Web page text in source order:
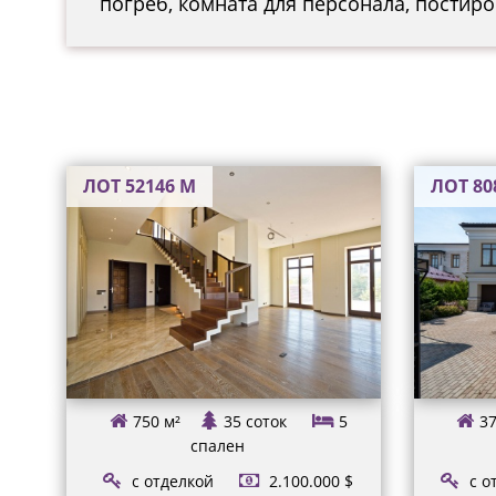
ЛОТ 52146 М
750 м² 35 соток
5
спален
с отделкой
2.100.000 $
ЛОТ
с